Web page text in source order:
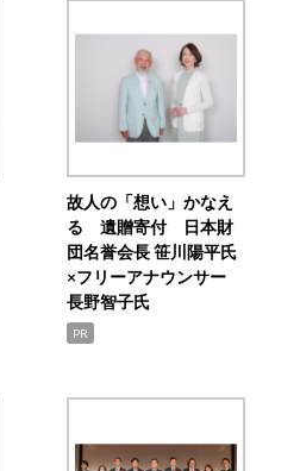
故人の「想い」かなえ
る 遺贈寄付 日本財
団名誉会長 笹川陽平氏
×フリーアナウンサー
長野智子氏
PR